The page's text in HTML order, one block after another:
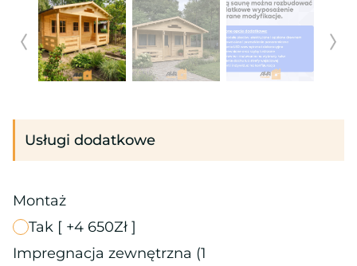
Usługi dodatkowe
Montaż
Tak [ +4 650Zł ]
Impregnacja zewnętrzna (1